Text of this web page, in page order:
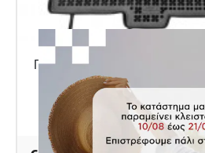
Πατάκι δαπέδου λαστιχένιο
Sprinter I/ Dodge
Κωδικός Autocover